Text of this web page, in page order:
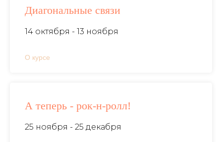
Диагональные связи
14 октября - 13 ноября
О курсе
А теперь - рок-н-ролл!
25 ноября - 25 декабря